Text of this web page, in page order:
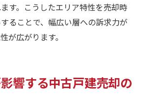
す。こうしたエリア特性を売却時
ることで、幅広い層への訴求力が
が広がります。
響する中古戸建売却の